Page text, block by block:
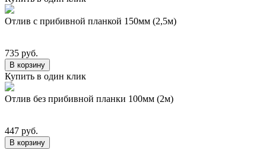
Отлив с прибивной планкой 150мм (2,5м)
735 руб.
В корзину
Купить в один клик
Отлив без прибивной планки 100мм (2м)
447 руб.
В корзину